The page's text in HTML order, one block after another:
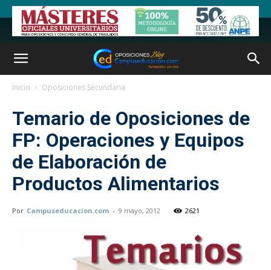
Inicio Oposiciones Secundaria
Temario de Oposiciones de
FP: Operaciones y Equipos
de Elaboración de
Productos Alimentarios
Por Campuseducacion.com - 9 mayo, 2012 2621